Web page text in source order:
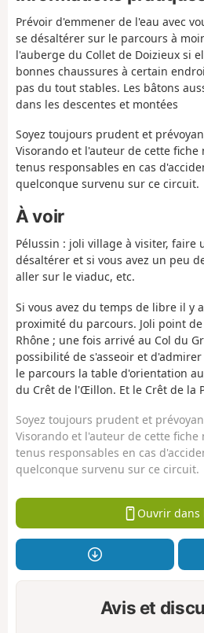
Prévoir d'emmener de l'eau avec
se désaltérer sur le parcours à
l'auberge du Collet de Doizieux si
bonnes chaussures à certain
pas du tout stables. Les bâtons
dans les descentes et montées
Soyez toujours prudent et
Visorando et l'auteur de cette
tenus responsables en cas
quelconque survenu sur ce circuit.
À voir
Pélussin : joli village à visiter, faire
désaltérer et si vous avez un peu
aller sur le viaduc, etc.
Si vous avez du temps de libre il y
proximité du parcours. Joli point
Rhône ; une fois arrivé au Col du
possibilité de s'asseoir et
le parcours la table d'orientation
du Crêt de l'Œillon. Et le Crêt de la
Soyez toujours prudent et
Visorando et l'auteur de cette
tenus responsables en cas
quelconque survenu sur ce circuit.
Ouvrir dans
Avis et